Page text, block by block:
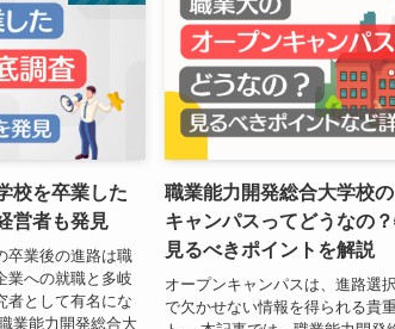
校を卒業した
営者も発見
卒業後の進路は職
業への就職と多岐
者として有名にな
業能力開発総合大
職業能力開発総合大学校
キャンパスってどうなの
見るべきポイントを解説
オープンキャンパスは、進路選
で欠かせない情報を得られる貴